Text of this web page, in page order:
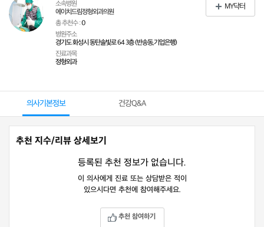
소속병원
에이치드림정형외과의원
총 추천수 :0
병원주소
경기도 화성시 동탄솔빛로 64 3층 (반송동,기업은행)
진료과목
정형외과
MY닥터
의사기본정보 건강Q&A
추천 지수/리뷰 상세보기
등록된 추천 정보가 없습니다.
이 의사에게 진료 또는 상담받은 적이
있으시다면 추천에 참여해주세요.
추천 참여하기